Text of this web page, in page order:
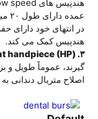
در انتهای خود دارای
هندپیس کمک می کند.
۳. (Straight handpiece (HP
گیرند، عموماً طویل و
اصلاح متریال دندانی